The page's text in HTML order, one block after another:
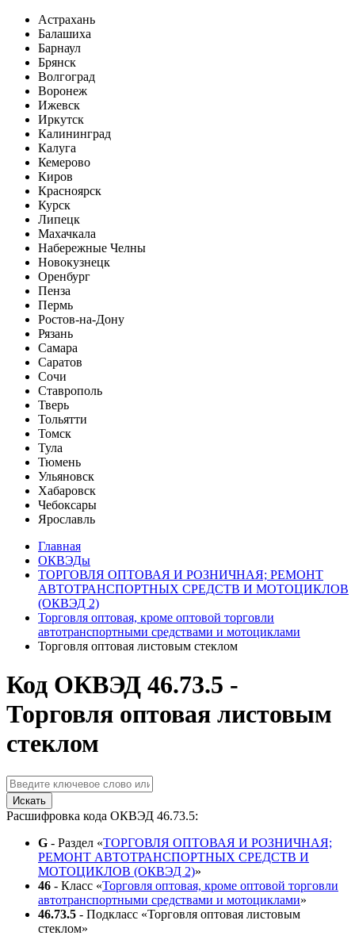
Астрахань
Балашиха
Барнаул
Брянск
Волгоград
Воронеж
Ижевск
Иркутск
Калининград
Калуга
Кемерово
Киров
Красноярск
Курск
Липецк
Махачкала
Набережные Челны
Новокузнецк
Оренбург
Пенза
Пермь
Ростов-на-Дону
Рязань
Самара
Саратов
Сочи
Ставрополь
Тверь
Тольятти
Томск
Тула
Тюмень
Ульяновск
Хабаровск
Чебоксары
Ярославль
Главная
ОКВЭДы
ТОРГОВЛЯ ОПТОВАЯ И РОЗНИЧНАЯ; РЕМОНТ
АВТОТРАНСПОРТНЫХ СРЕДСТВ И МОТОЦИКЛОВ
(ОКВЭД 2)
Торговля оптовая, кроме оптовой торговли
автотранспортными средствами и мотоциклами
Торговля оптовая листовым стеклом
Код ОКВЭД 46.73.5 -
Торговля оптовая листовым
стеклом
Искать
Расшифровка кода ОКВЭД 46.73.5:
G - Раздел «ТОРГОВЛЯ ОПТОВАЯ И РОЗНИЧНАЯ;
РЕМОНТ АВТОТРАНСПОРТНЫХ СРЕДСТВ И
МОТОЦИКЛОВ (ОКВЭД 2)»
46 - Класс «Торговля оптовая, кроме оптовой торговли
автотранспортными средствами и мотоциклами»
46.73.5 - Подкласс «Торговля оптовая листовым
стеклом»